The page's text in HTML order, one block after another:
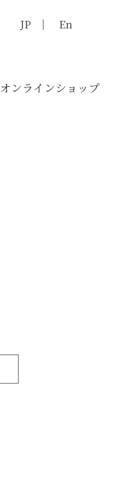
JP En
オンラインショップ